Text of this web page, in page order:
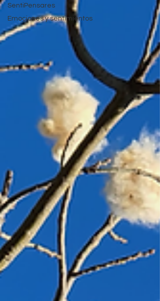
SentiPensares
Emociones y sentimientos